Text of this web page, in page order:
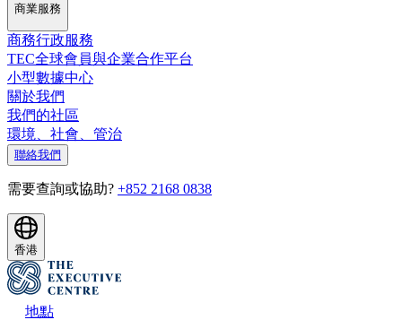
商業服務
商務行政服務
TEC全球會員與企業合作平台
小型數據中心
關於我們
我們的社區
環境、社會、管治
聯絡我們
需要查詢或協助? +852 2168 0838
香港
地點